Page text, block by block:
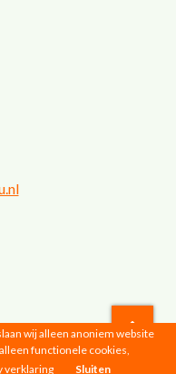
Privacyverklaring
wij alleen anoniem website
functionele cookies,
verklaring Sluiten